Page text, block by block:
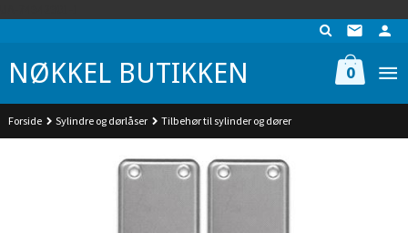
NØKKEL BUTIKKEN 0
Forside Sylindre og dørlåser Tilbehør til sylinder og dører